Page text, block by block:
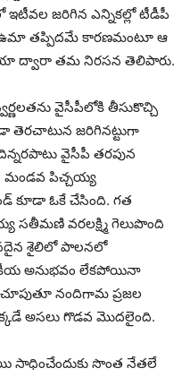
జ‌రిగిన ఎన్నిక‌ల్లో టీడీపీ
త‌ప్పిద‌మే కార‌ణ‌మంటూ ఆ
ద్వారా త‌మ నిర‌స‌న తెలిపారు.
వైసీపీలోకి తీసుకొచ్చి
జ‌రిగిన‌ట్టుగా
వైసీపీ త‌రపున
మండ‌వ పిచ్చ‌య్య
కూడా ఓకే చేసింది. గ‌త
స‌తీమ‌ణి వ‌ర‌ల‌క్ష్మి గెలుపొంది
శైలిలో పాల‌న‌లో
అనుభ‌వం లేక‌పోయినా
నందిగామ ప్ర‌జ‌ల
అస‌లు గొడ‌వ మొద‌లైంది.
సాధించేందుకు సొంత నేత‌లే